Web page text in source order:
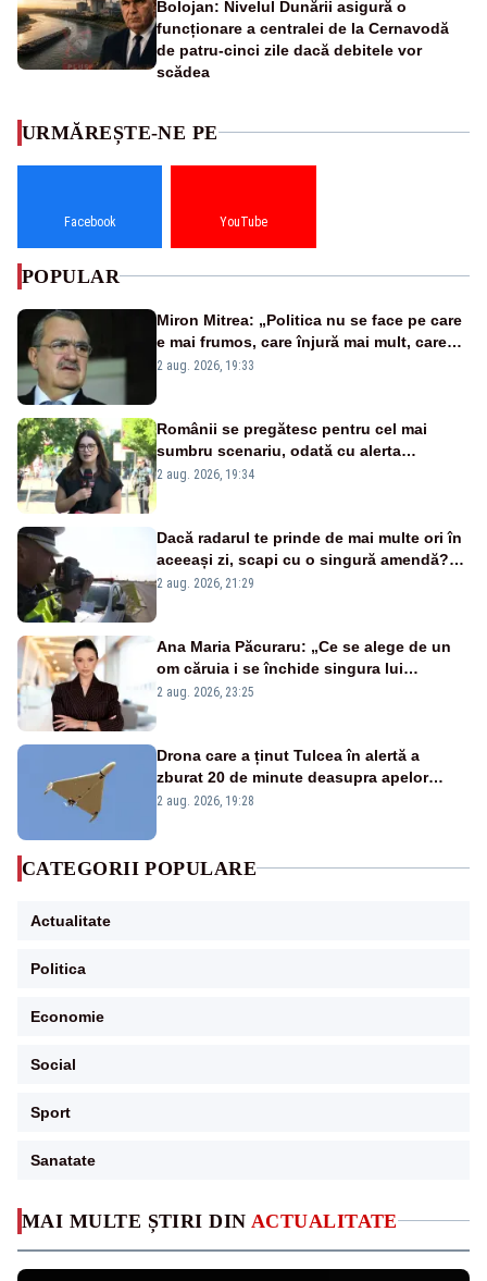
Bolojan: Nivelul Dunării asigură o
funcționare a centralei de la Cernavodă
de patru-cinci zile dacă debitele vor
scădea
MAI MULTE ȘTIRI DIN ACTUALITATE
URMĂREȘTE-NE PE
Facebook YouTube
POPULAR
Miron Mitrea: „Politica nu se face pe care
e mai frumos, care înjură mai mult, care
țipă mai tare, ci pe proiecte”
2 aug. 2026, 19:33
Românii se pregătesc pentru cel mai
sumbru scenariu, odată cu alerta
energetică
2 aug. 2026, 19:34
Dacă radarul te prinde de mai multe ori în
aceeași zi, scapi cu o singură amendă?
Ce spune legea
2 aug. 2026, 21:29
Ana Maria Păcuraru: „Ce se alege de un
om căruia i se închide singura lui
portiță?”
2 aug. 2026, 23:25
Drona care a ținut Tulcea în alertă a
zburat 20 de minute deasupra apelor
României. Au fost ridicate două F-16
2 aug. 2026, 19:28
CATEGORII POPULARE
Actualitate
Politica
Economie
Social
Sport
Sanatate